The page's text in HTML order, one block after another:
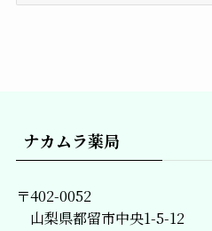
ナカムラ薬局
〒402-0052
山梨県都留市中央1-5-12